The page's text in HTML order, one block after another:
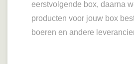
eerstvolgende box, daarna
producten voor jouw box
boeren en andere